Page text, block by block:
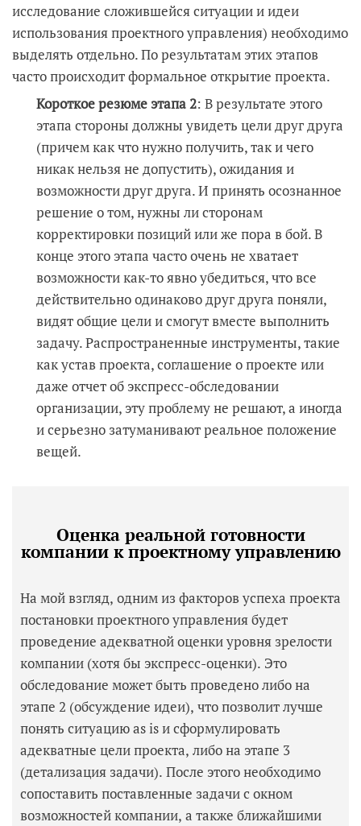
исследование сложившейся ситуации и идеи
использования проектного управления) необходимо
выделять отдельно. По результатам этих этапов
часто происходит формальное открытие проекта.
Короткое резюме этапа 2: В результате этого
этапа стороны должны увидеть цели друг друга
(причем как что нужно получить, так и чего
никак нельзя не допустить), ожидания и
возможности друг друга. И принять осознанное
решение о том, нужны ли сторонам
корректировки позиций или же пора в бой. В
конце этого этапа часто очень не хватает
возможности как-то явно убедиться, что все
действительно одинаково друг друга поняли,
видят общие цели и смогут вместе выполнить
задачу. Распространенные инструменты, такие
как устав проекта, соглашение о проекте или
даже отчет об экспресс-обследовании
организации, эту проблему не решают, а иногда
и серьезно затуманивают реальное положение
вещей.
Оценка реальной готовности
компании к проектному управлению
На мой взгляд, одним из факторов успеха проекта
постановки проектного управления будет
проведение адекватной оценки уровня зрелости
компании (хотя бы экспресс-оценки). Это
обследование может быть проведено либо на
этапе 2 (обсуждение идеи), что позволит лучше
понять ситуацию as is и сформулировать
адекватные цели проекта, либо на этапе 3
(детализация задачи). После этого необходимо
сопоставить поставленные задачи с окном
возможностей компании, а также ближайшими